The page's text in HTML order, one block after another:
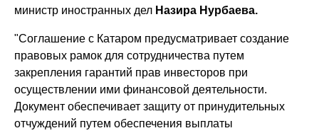
министр иностранных дел Назира Нурбаева.
"Соглашение с Катаром предусматривает создание
правовых рамок для сотрудничества путем
закрепления гарантий прав инвесторов при
осуществлении ими финансовой деятельности.
Документ обеспечивает защиту от принудительных
отчуждений путем обеспечения выплаты